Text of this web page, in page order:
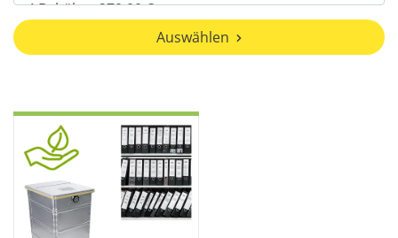
Auswählen